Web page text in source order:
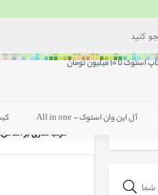
آل این وان استوک - All in one
تا 10 میلیون تومان
مرتب سازی بر اساس: